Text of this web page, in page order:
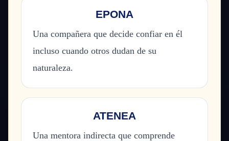
EPONA
Una compañera que decide confiar en él
incluso cuando otros dudan de su
naturaleza.
ATENEA
Una mentora indirecta que comprende